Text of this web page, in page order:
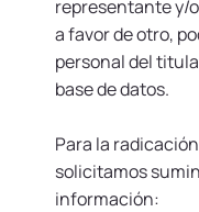
representante y/
a favor de otro,
personal del
base de datos.
Para la
solicitamos
información: